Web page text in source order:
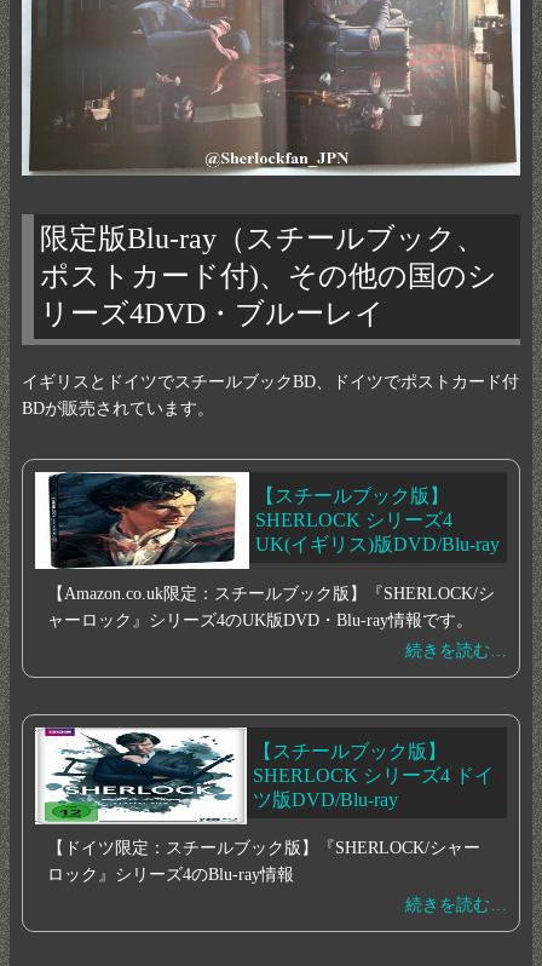
限定版Blu-ray（スチールブック、
ポストカード付)、その他の国のシ
リーズ4DVD・ブルーレイ
イギリスとドイツでスチールブックBD、ドイツでポストカード付
BDが販売されています。
【スチールブック版】
SHERLOCK シリーズ4
UK(イギリス)版DVD/Blu-ray
【Amazon.co.uk限定：スチールブック版】『SHERLOCK/シ
ャーロック』シリーズ4のUK版DVD・Blu-ray情報です。
続きを読む…
【スチールブック版】
SHERLOCK シリーズ4 ドイ
ツ版DVD/Blu-ray
【ドイツ限定：スチールブック版】『SHERLOCK/シャー
ロック』シリーズ4のBlu-ray情報
続きを読む…